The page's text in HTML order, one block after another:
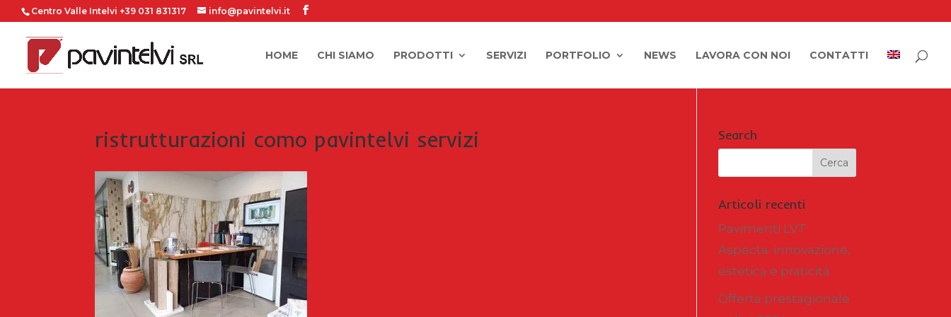
Centro Valle Intelvi +39 031 831317 info@pavintelvi.it
HOME CHI SIAMO PRODOTTI SERVIZI PORTFOLIO NEWS LAVORA CON NOI CONTATTI
ristrutturazioni como pavintelvi servizi Search
Articoli recenti
Pavimenti LVT
Aspecta: innovazione,
estetica e praticità
Offerta prestagionale